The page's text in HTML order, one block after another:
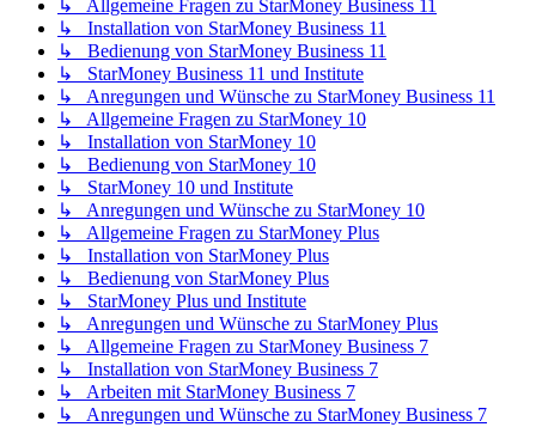
↳ Allgemeine Fragen zu StarMoney Business 11
↳ Installation von StarMoney Business 11
↳ Bedienung von StarMoney Business 11
↳ StarMoney Business 11 und Institute
↳ Anregungen und Wünsche zu StarMoney Business 11
↳ Allgemeine Fragen zu StarMoney 10
↳ Installation von StarMoney 10
↳ Bedienung von StarMoney 10
↳ StarMoney 10 und Institute
↳ Anregungen und Wünsche zu StarMoney 10
↳ Allgemeine Fragen zu StarMoney Plus
↳ Installation von StarMoney Plus
↳ Bedienung von StarMoney Plus
↳ StarMoney Plus und Institute
↳ Anregungen und Wünsche zu StarMoney Plus
↳ Allgemeine Fragen zu StarMoney Business 7
↳ Installation von StarMoney Business 7
↳ Arbeiten mit StarMoney Business 7
↳ Anregungen und Wünsche zu StarMoney Business 7